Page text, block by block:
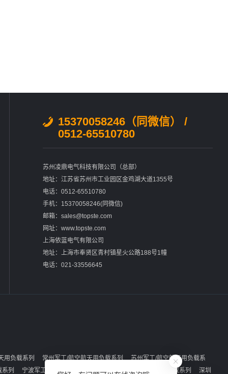
15370058246（同微信） /
0512-65510780
苏州凌鼎电气科技有限公司（总部）
地址：江苏省苏州市工业园区金鸡湖大道1355号
电话：0512-65510780
手机：15370058246(同微信)
邮箱：sales@topste.com
网址：www.topste.com
上海依蓝电气有限公司
地址：上海市奉贤区青村镇星火公路188号1幢
电话：021-33556645
用负载系列 常州军工/航空航天用负载系列
苏州军工/航空航天用负载系
列
宁波军工/航空航天用负载系列 广州军工/航空航天用负载系列 深圳